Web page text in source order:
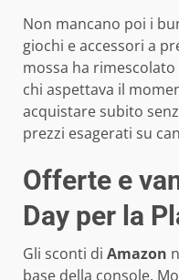
Non mancano poi i
giochi e accessori a
mossa ha
chi aspettava il
acquistare subito
prezzi esagerati su
Offerte e
Day per la
Gli sconti di Amazon
base della console.